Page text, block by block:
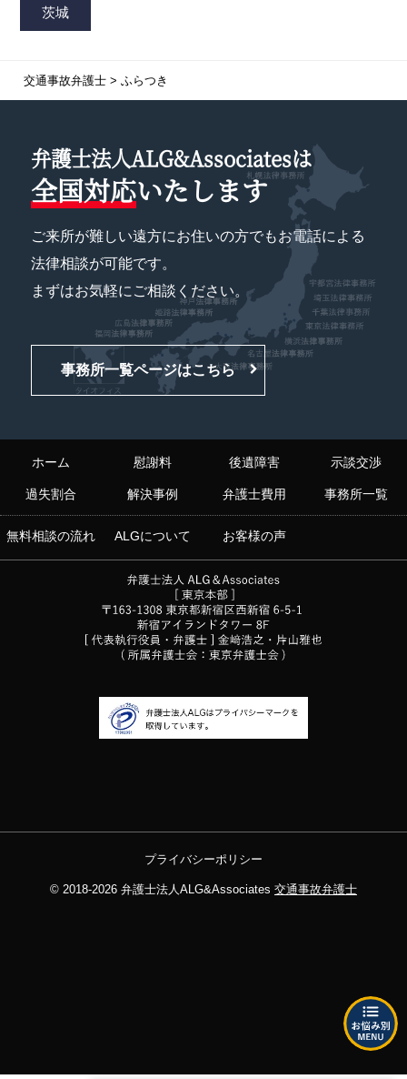
交通事故弁護士> ふらつき
弁護士法人ALG&Associatesは
全国対応いたします
ご来所が難しい遠方にお住いの方でもお電話による
法律相談が可能です。
まずはお気軽にご相談ください。
事務所一覧ページはこちら
ホーム 慰謝料 後遺障害 示談交渉
過失割合 解決事例 弁護士費用 事務所一覧
無料相談の流れ ALGについて お客様の声
プライバシーポリシー
© 2018-2026 弁護士法人ALG&Associates 交通事故弁護士